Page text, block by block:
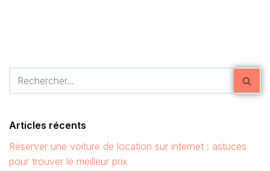
Articles récents
Réserver une voiture de location sur internet : astuces
pour trouver le meilleur prix